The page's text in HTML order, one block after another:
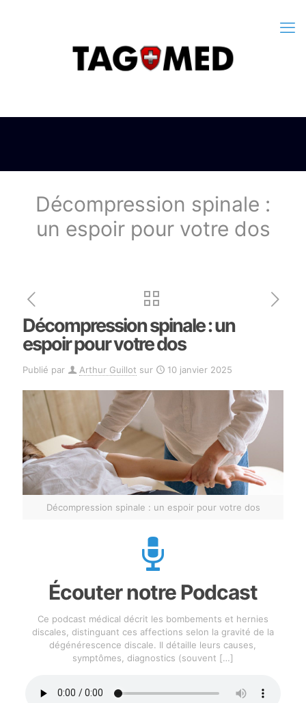
Décompression spinale :
un espoir pour votre dos
Décompression spinale : un
espoir pour votre dos
Publié par Arthur Guillot sur 10 janvier 2025
Décompression spinale : un espoir pour votre dos
Écouter notre Podcast
Ce podcast médical décrit les bombements et hernies
discales, distinguant ces affections selon la gravité de la
dégénérescence discale. Il détaille leurs causes,
symptômes, diagnostics (souvent […]